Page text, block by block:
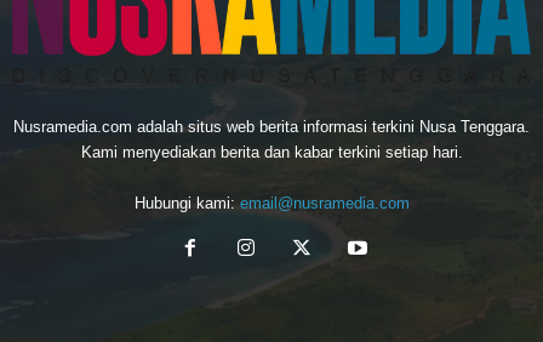
Nusramedia.com adalah situs web berita informasi terkini Nusa Tenggara.
Kami menyediakan berita dan kabar terkini setiap hari.
Hubungi kami: email@nusramedia.com